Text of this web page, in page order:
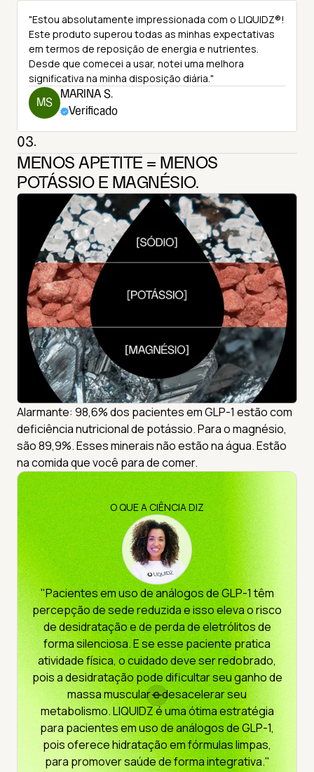
"Estou absolutamente impressionada com o LIQUIDZ®!
Este produto superou todas as minhas expectativas
em termos de reposição de energia e nutrientes.
Desde que comecei a usar, notei uma melhora
significativa na minha disposição diária."
MS
MARINA S.
Verificado
03.
MENOS APETITE = MENOS
POTÁSSIO E MAGNÉSIO.
Alarmante: 98,6% dos pacientes em GLP-1 estão com
deficiência nutricional de potássio. Para o magnésio,
são 89,9%. Esses minerais não estão na água. Estão
na comida que você para de comer.
O QUE A CIÊNCIA DIZ
"Pacientes em uso de análogos de GLP-1 têm
percepção de sede reduzida e isso eleva o risco
de desidratação e de perda de eletrólitos de
forma silenciosa. E se esse paciente pratica
atividade física, o cuidado deve ser redobrado,
pois a desidratação pode dificultar seu ganho de
massa muscular e desacelerar seu
metabolismo. LIQUIDZ é uma ótima estratégia
para pacientes em uso de análogos de GLP-1,
pois oferece hidratação em fórmulas limpas,
para promover saúde de forma integrativa."